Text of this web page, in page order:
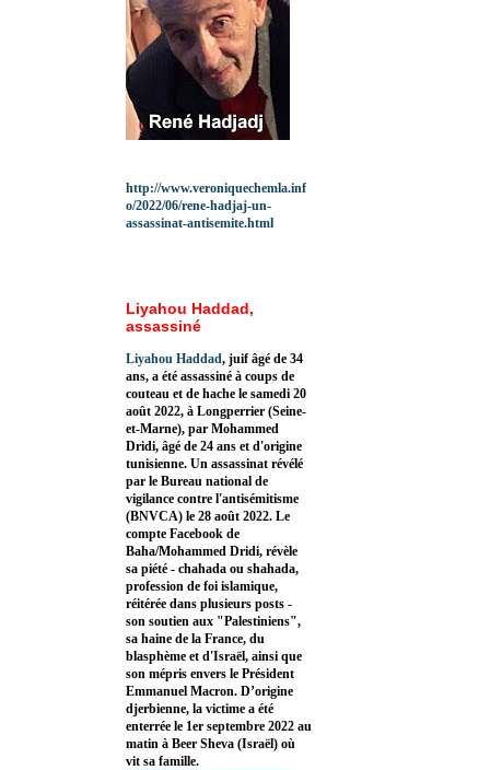
http://www.veroniquechemla.inf
o/2022/06/rene-hadjaj-un-
assassinat-antisemite.html
Liyahou Haddad,
assassiné
Liyahou Haddad, juif âgé de 34
ans, a été assassiné à coups de
couteau et de hache le samedi 20
août 2022, à Longperrier (Seine-
et-Marne), par Mohammed
Dridi, âgé de 24 ans et d'origine
tunisienne. Un assassinat révélé
par le Bureau national de
vigilance contre l'antisémitisme
(BNVCA) le 28 août 2022. Le
compte Facebook de
Baha/Mohammed Dridi, révèle
sa piété - chahada ou shahada,
profession de foi islamique,
réitérée dans plusieurs posts -
son soutien aux "Palestiniens",
sa haine de la France, du
blasphème et d'Israël, ainsi que
son mépris envers le Président
Emmanuel Macron. D’origine
djerbienne, la victime a été
enterrée le 1er septembre 2022 au
matin à Beer Sheva (Israël) où
vit sa famille.